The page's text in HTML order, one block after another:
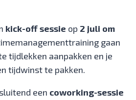
kick-off sessie op 2 juli om
gaan
tijdlekken aanpakken en je
tijdwinst te pakken.
een coworking-sessie